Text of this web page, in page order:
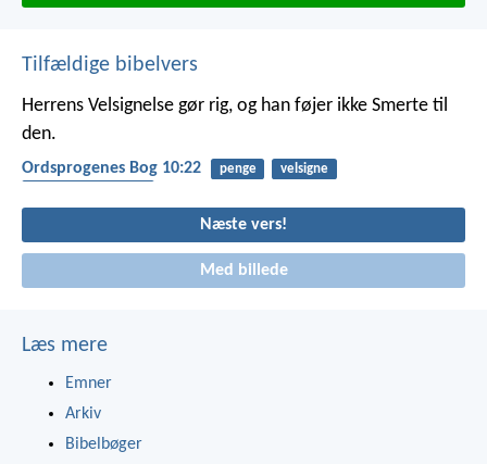
Tilfældige bibelvers
Herrens Velsignelse gør rig, og han føjer ikke Smerte til
den.
Ordsprogenes Bog 10:22 penge
velsigne
Næste vers!
Med billede
Læs mere
Emner
Arkiv
Bibelbøger